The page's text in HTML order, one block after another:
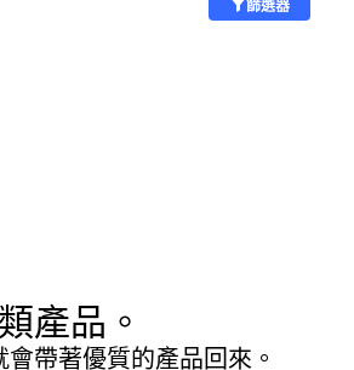
篩選器
產品。
帶著優質的產品回來。